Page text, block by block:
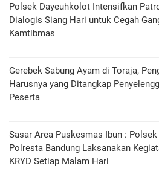
Polsek Dayeuhkolot Intensifkan
Dialogis Siang Hari untuk Cegah
Kamtibmas
Gerebek Sabung Ayam di Toraja,
Harusnya yang Ditangkap
Peserta
Sasar Area Puskesmas Ibun : Polsek
Polresta Bandung Laksanakan
KRYD Setiap Malam Hari